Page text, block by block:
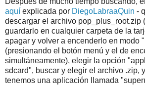
aquí explicada por DiegoLabraaQuin -
descargar el archivo pop_plus_root.zip
guardarlo en cualquier carpeta de la
apagar y volver a encenderlo en modo
(presionando el botón menú y el de
simultáneamente), elegir la opción
sdcard", buscar y elegir el archivo .zip,
tenemos una aplicación llamada